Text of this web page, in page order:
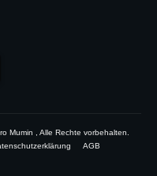
Mumin , Alle Rechte vorbehalten.
AGB